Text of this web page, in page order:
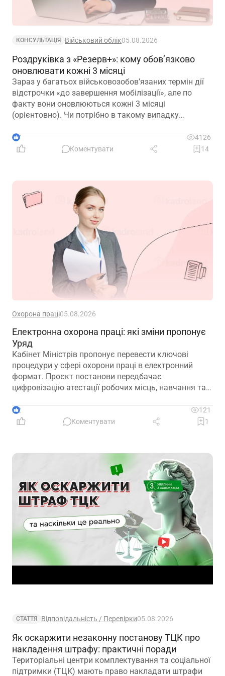
КОНСУЛЬТАЦІЯ Військовий облік05.08.2026
Роздруківка з «Резерв+»: кому обов’язково
оновлювати кожні 3 місяці
Зараз у багатьох військовозобов’язаних термін дії
відстрочки «до завершення мобілізації», але по
факту вони оновлюються кожні 3 місяці
(орієнтовно). Чи потрібно в такому випадку
оновлені витяги кожні 3 місяці? Чи в такому
випадку, витяг дійсний 1 рік?
7
4126
Коментувати
14
Охорона праці05.08.2026
Електронна охорона праці: які зміни пропонує
Уряд
Кабінет Міністрів пропонує перевести ключові
процедури у сфері охорони праці в електронний
формат. Проєкт постанови передбачає
цифровізацію атестації робочих місць, навчання та
нещасних випадків і низки інших процесів
2
121
Коментувати
1
СТАТТЯ Відповідальність / Перевірки05.08.2026
Як оскаржити незаконну постанову ТЦК про
накладення штрафу: практичні поради
Територіальні центри комплектування та соціальної
підтримки (ТЦК) мають право накладати штрафи